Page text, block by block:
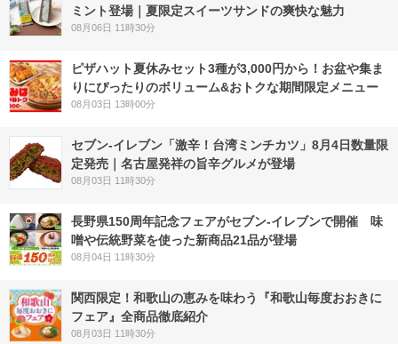
ミント登場｜夏限定スイーツサンドの爽快な魅力
08月06日 11時30分
ピザハット夏休みセット3種が3,000円から！お盆や集ま
りにぴったりのボリューム&おトクな期間限定メニュー
08月03日 13時00分
セブン-イレブン「激辛！台湾ミンチカツ」8月4日数量限
定発売｜名古屋発祥の旨辛グルメが登場
08月03日 11時30分
長野県150周年記念フェアがセブン-イレブンで開催 味
噌や伝統野菜を使った新商品21品が登場
08月04日 11時30分
関西限定！和歌山の恵みを味わう『和歌山毎度おおきに
フェア』全商品徹底紹介
08月03日 11時30分